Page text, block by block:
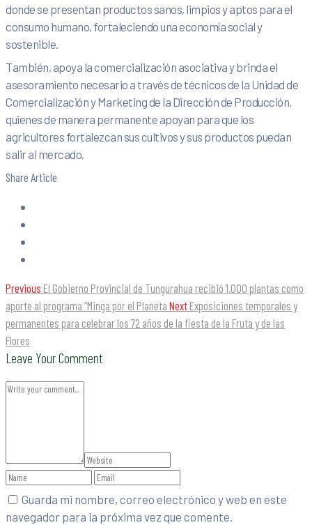
donde se presentan productos sanos, limpios y aptos para el
consumo humano, fortaleciendo una economía social y
sostenible.
También, apoya la comercialización asociativa y brinda el
asesoramiento necesario a través de técnicos de la Unidad de
Comercialización y Marketing de la Dirección de Producción,
quienes de manera permanente apoyan para que los
agricultores fortalezcan sus cultivos y sus productos puedan
salir al mercado.
Share Article
Previous El Gobierno Provincial de Tungurahua recibió 1.000 plantas como
aporte al programa “Minga por el Planeta Next Exposiciones temporales y
permanentes para celebrar los 72 años de la fiesta de la Fruta y de las
Flores
Leave Your Comment
Guarda mi nombre, correo electrónico y web en este
navegador para la próxima vez que comente.